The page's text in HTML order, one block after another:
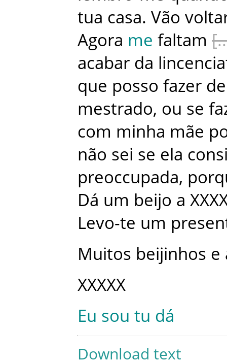
tua casa. Vão
Agora me faltam
acabar da
que posso fazer
mestrado, ou se
com minha mãe
não sei se ela
preoccupada,
Dá um beijo a
Levo-te um
Muitos beijinhos e
XXXXX
Eu sou tu dá
Download text